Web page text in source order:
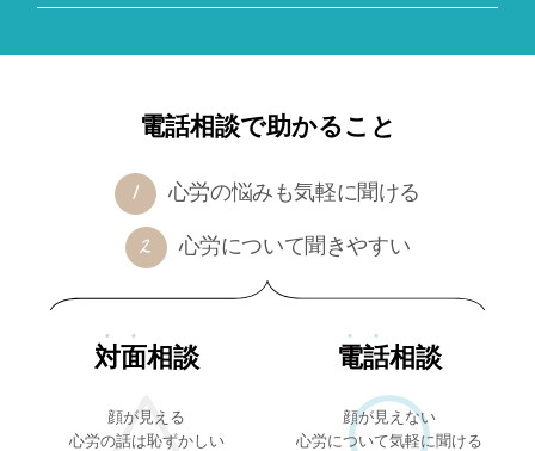
電話相談で助かること
心労の悩みも気軽に聞ける
心労について聞きやすい
対面相談
顔が見える
心労の話は恥ずかしい
電話相談
顔が見えない
心労について気軽に聞ける